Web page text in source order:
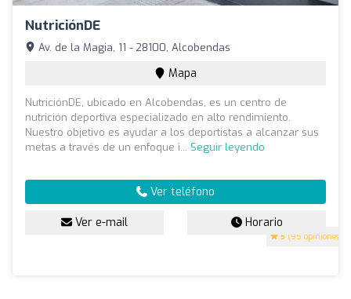
NutriciónDE
5 (95 opiniones)
Av. de la Magia, 11 - 28100, Alcobendas
Mapa
NutriciónDE, ubicado en Alcobendas, es un centro de
nutrición deportiva especializado en alto rendimiento.
Nuestro objetivo es ayudar a los deportistas a alcanzar sus
metas a través de un enfoque i... Seguir leyendo
Ver teléfono
Ver e-mail Horario